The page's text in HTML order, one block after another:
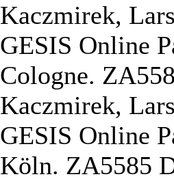
Kaczmirek,
GESIS Online
Cologne.
Kaczmirek,
GESIS Online
Köln. ZA5585